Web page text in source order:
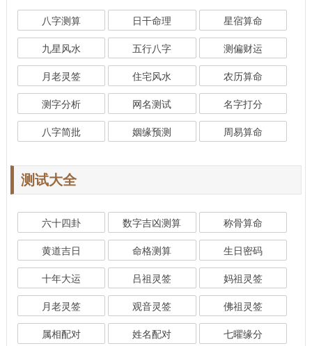
八字测算 日干命理 星宿算命
九星风水 五行八字 测偏财运
月老灵签 住宅风水 农历算命
测字分析 网名测试 名字打分
八字简批 姻缘预测 周易算命
测试大全
六十四卦 数字吉凶测算 称骨算命
黄道吉日 命格测算 生日密码
十年大运 吕祖灵签 妈祖灵签
月老灵签 观音灵签 佛祖灵签
属相配对 姓名配对 七曜缘分